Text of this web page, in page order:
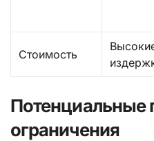
Стоимость
Потенциальные
ограничения